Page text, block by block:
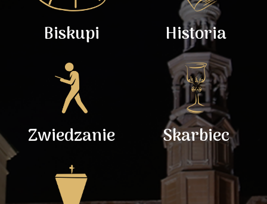
Biskupi Historia
Zwiedzanie Skarbiec